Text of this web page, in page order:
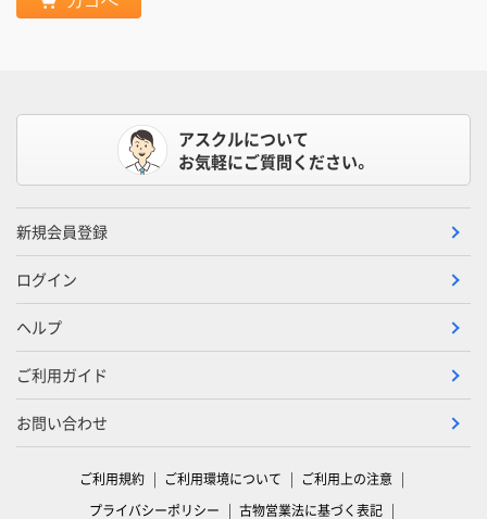
アスクルについて
お気軽にご質問ください。
新規会員登録
ログイン
ヘルプ
ご利用ガイド
お問い合わせ
ご利用規約 ご利用環境について
ご利用上の注意
プライバシーポリシー
古物営業法に基づく表記